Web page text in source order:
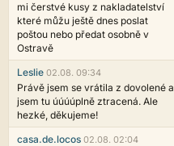
mi čerstvé kusy z nakladatelství
které můžu ještě dnes poslat
poštou nebo předat osobně v
Ostravě
Leslie 02.08. 09:34
Právě jsem se vrátila z dovolené a
jsem tu úúúúplně ztracená. Ale
hezké, děkujeme!
casa.de.locos 02.08. 02:04